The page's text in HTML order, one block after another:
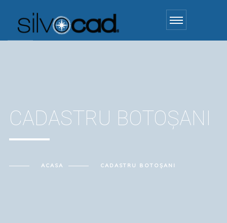
CADASTRU BOTOȘANI
ACASA CADASTRU BOTOȘANI